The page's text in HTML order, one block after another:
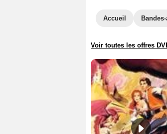
Accueil
Voir toutes les offres